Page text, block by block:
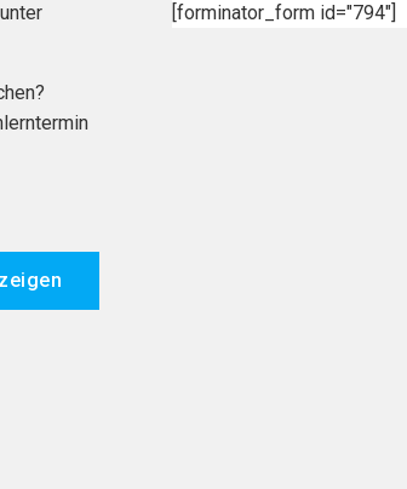
[forminator_form id="794"]